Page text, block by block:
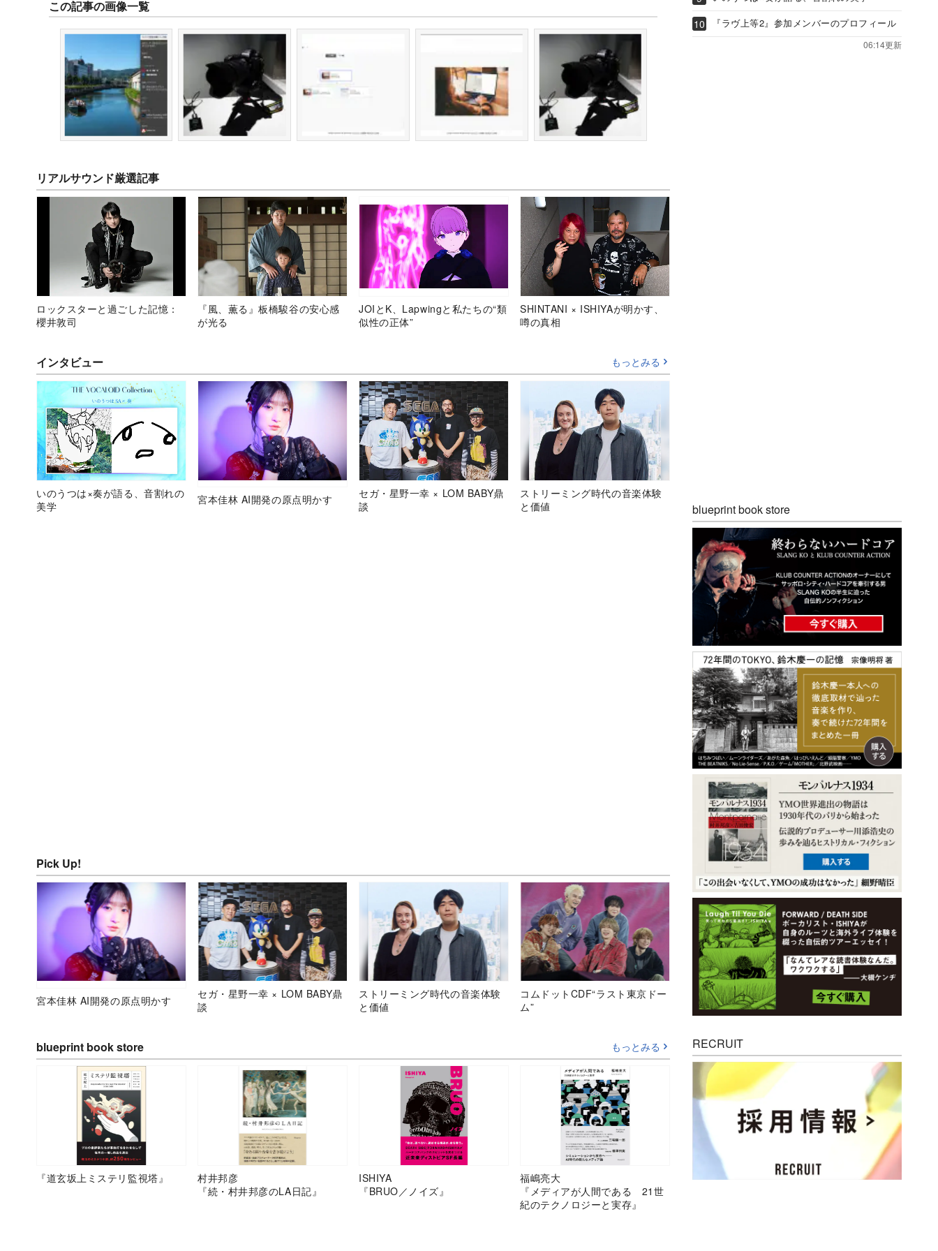
この記事の画像一覧
リアルサウンド厳選記事
ロックスターと過ごした記憶：
櫻井敦司
『風、薫る』板橋駿谷の安心感
が光る
JOIとK、Lapwingと私たちの“類
似性の正体”
SHINTANI × ISHIYAが明かす、
噂の真相
インタビュー もっとみる
いのうつは×奏が語る、音割れの
美学
宮本佳林 AI開発の原点明かす
セガ・星野一幸 × LOM BABY鼎
談
ストリーミング時代の音楽体験
と価値
Pick Up!
宮本佳林 AI開発の原点明かす
セガ・星野一幸 × LOM BABY鼎
談
ストリーミング時代の音楽体験
と価値
コムドットCDF“ラスト東京ドー
ム”
blueprint book store もっとみる
『道玄坂上ミステリ監視塔』
村井邦彦
『続・村井邦彦のLA日記』
ISHIYA
『BRUO／ノイズ』
福嶋亮大
『メディアが人間である 21世
紀のテクノロジーと実存』
『ラヴ上等2』参加メンバーのプロフィール
06:14更新
blueprint book store
RECRUIT